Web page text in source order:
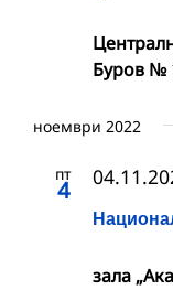
Буров №
ноември 2022
пт
4
зала